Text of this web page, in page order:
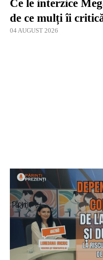
Ce le interzice
de ce mulți îi
04 AUGUST 2026